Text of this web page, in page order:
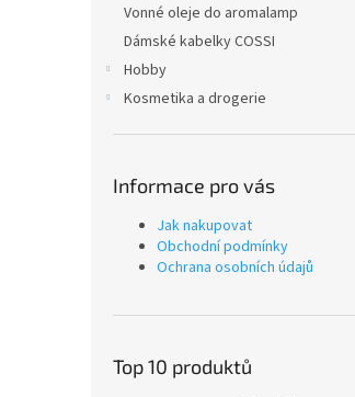
Vonné oleje do aromalamp
Dámské kabelky COSSI
Hobby
Kosmetika a drogerie
Informace pro vás
Jak nakupovat
Obchodní podmínky
Ochrana osobních údajů
Top 10 produktů